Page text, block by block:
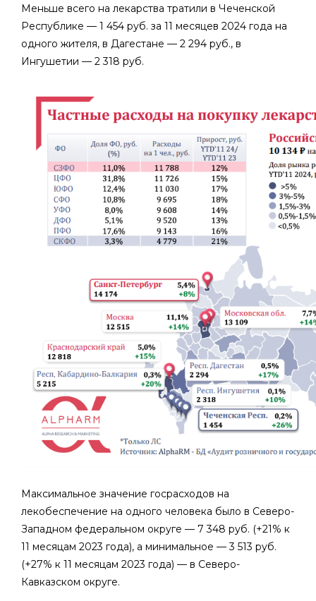
Меньше всего на лекарства тратили в Чеченской
Республике — 1 454 руб. за 11 месяцев 2024 года на
одного жителя, в Дагестане — 2 294 руб., в
Ингушетии — 2 318 руб.
Максимальное значение госрасходов на
лекобеспечение на одного человека было в Северо-
Западном федеральном округе — 7 348 руб. (+21% к
11 месяцам 2023 года), а минимальное — 3 513 руб.
(+27% к 11 месяцам 2023 года) — в Северо-
Кавказском округе.